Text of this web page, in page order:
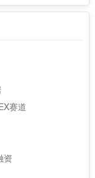
赛道
资